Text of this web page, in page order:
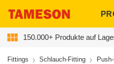
150.000+ Produkte auf
Fittings Schlauch-Fitting